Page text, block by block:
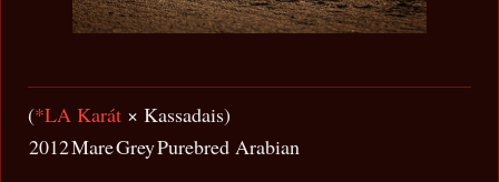
(*LA Karát × Kassadais)
2012MareGreyPurebred Arabian